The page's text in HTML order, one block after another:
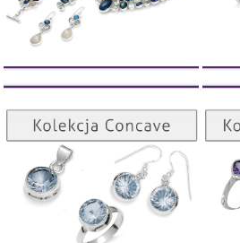
Kolekcja Concave
ZOBACZ